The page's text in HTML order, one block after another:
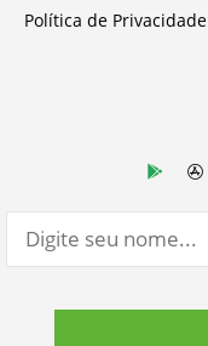
Política de Privacidade